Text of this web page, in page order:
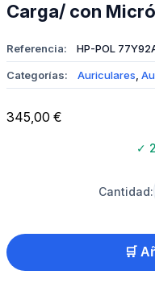
Carga/ con
Referencia: HP-POL
Categorías: Auriculares
345,00 €
✓
Cantidad:
🛒